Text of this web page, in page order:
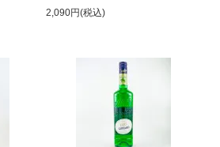
2,090円(税込)